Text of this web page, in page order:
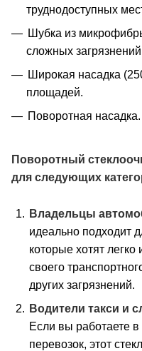
труднодоступных
Шубка из
сложных
Широкая насадка
площадей.
Поворотная насадка.
Поворотный
для следующих
Владельцы
идеально подходит
которые хотят легко
своего
других загрязнений.
Водители такси и
Если вы работаете
перевозок, этот